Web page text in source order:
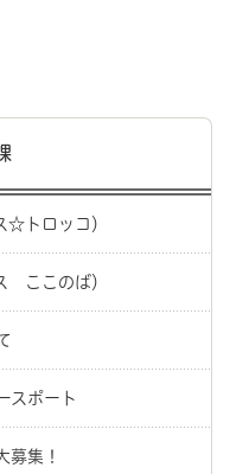
☆トロッコ）
ここのば）
スポート
募集！